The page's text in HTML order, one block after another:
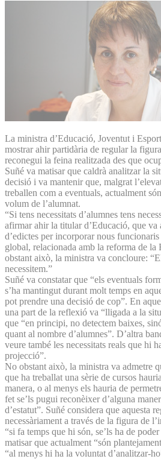
La ministra d’Educació, Joventut i
mostrar ahir partidària de regular la
reconegui la feina realitzada des que
Suñé va matisar que caldrà analitzar la
decisió i va mantenir que, malgrat
treballen com a eventuals, actualment
volum de l’alumnat.
“Si tens necessitats d’alumnes tens
afirmar ahir la titular d’Educació, que va
d’edictes per incorporar nous
global, relacionada amb la reforma de
obstant això, la ministra va concloure:
necessitem.”
Suñé va constatar que “els eventuals
s’ha mantingut durant molt temps en
pot prendre una decisió de cop”. En
una part de la reflexió va “lligada a la
que “en principi, no detectem baixes,
quant al nombre d’alumnes”. D’altra
veure també les necessitats reals que hi
projecció”.
No obstant això, la ministra va admetre
que ha treballat una sèrie de cursos
manera, o al menys els hauria de
fet se’ls pugui reconèixer d’alguna
d’estatut”. Suñé considera que aquesta
necessàriament a través de la figura de
“si fa temps que hi són, se’ls ha de
matisar que actualment “són
“al menys hi ha la voluntat d’analitzar-